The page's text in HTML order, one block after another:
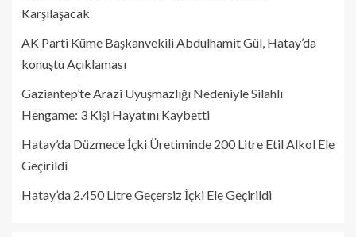
Karşılaşacak
AK Parti Küme Başkanvekili Abdulhamit Gül, Hatay’da
konuştu Açıklaması
Gaziantep’te Arazi Uyuşmazlığı Nedeniyle Silahlı
Hengame: 3 Kişi Hayatını Kaybetti
Hatay’da Düzmece İçki Üretiminde 200 Litre Etil Alkol Ele
Geçirildi
Hatay’da 2.450 Litre Geçersiz İçki Ele Geçirildi